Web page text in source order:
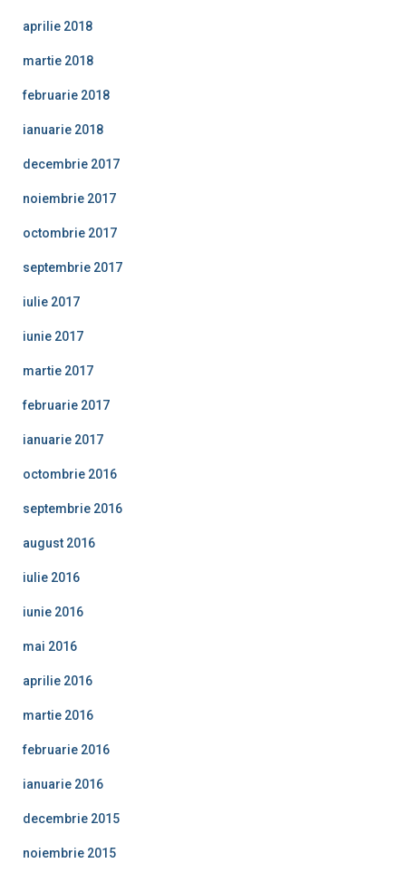
aprilie 2018
martie 2018
februarie 2018
ianuarie 2018
decembrie 2017
noiembrie 2017
octombrie 2017
septembrie 2017
iulie 2017
iunie 2017
martie 2017
februarie 2017
ianuarie 2017
octombrie 2016
septembrie 2016
august 2016
iulie 2016
iunie 2016
mai 2016
aprilie 2016
martie 2016
februarie 2016
ianuarie 2016
decembrie 2015
noiembrie 2015